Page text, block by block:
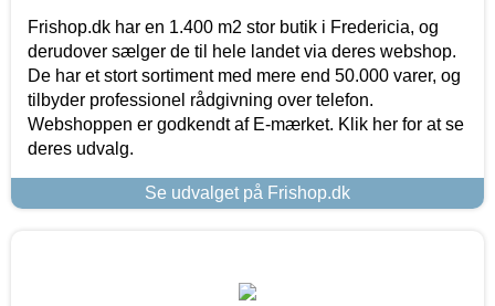
Frishop.dk har en 1.400 m2 stor butik i Fredericia, og
derudover sælger de til hele landet via deres webshop.
De har et stort sortiment med mere end 50.000 varer, og
tilbyder professionel rådgivning over telefon.
Webshoppen er godkendt af E-mærket. Klik her for at se
deres udvalg.
Se udvalget på Frishop.dk